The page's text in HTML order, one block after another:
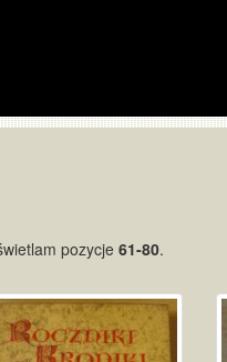
pozycje61-80.